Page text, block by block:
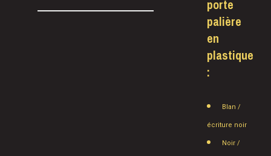
porte
palière
en
plastique
:
Blan /
écriture noir
Noir /